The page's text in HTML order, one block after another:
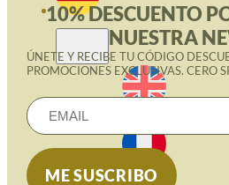
10% DESCUENTO
NUESTRA
ÚNETE Y RECIBE TU CÓDIGO
PROMOCIONES EXCLUSIVAS. CERO